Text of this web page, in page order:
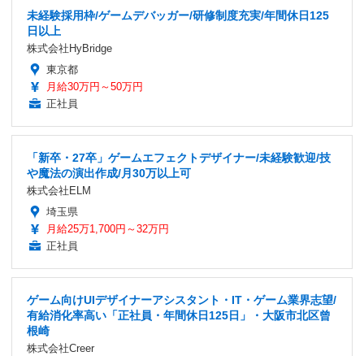
未経験採用枠/ゲームデバッガー/研修制度充実/年間休日125
日以上
株式会社HyBridge
東京都
月給30万円～50万円
正社員
「新卒・27卒」ゲームエフェクトデザイナー/未経験歓迎/技
や魔法の演出作成/月30万以上可
株式会社ELM
埼玉県
月給25万1,700円～32万円
正社員
ゲーム向けUIデザイナーアシスタント・IT・ゲーム業界志望/
有給消化率高い「正社員・年間休日125日」・大阪市北区曾
根崎
株式会社Creer